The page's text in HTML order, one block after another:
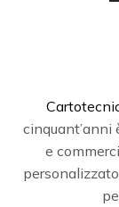
C
cinquant’anni
e